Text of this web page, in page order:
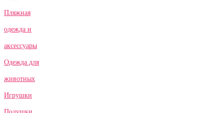
Пляжная
одежда и
аксессуары
Одежда для
животных
Игрушки